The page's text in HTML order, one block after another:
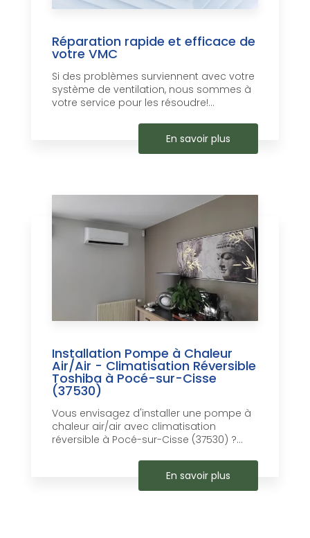
Réparation rapide et efficace de
votre VMC
Si des problèmes surviennent avec votre
système de ventilation, nous sommes à
votre service pour les résoudre!...
En savoir plus
Installation Pompe à Chaleur
Air/Air - Climatisation Réversible
Toshiba à Pocé-sur-Cisse
(37530)
Vous envisagez d'installer une pompe à
chaleur air/air avec climatisation
réversible à Pocé-sur-Cisse (37530) ?...
En savoir plus